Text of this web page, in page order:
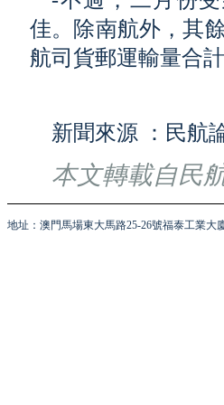
佳。除南航外，其
航司貨郵運輸量合
新聞來源 ：民
本文轉載自民
地址：澳門馬場東大馬路25-26號福泰工業大